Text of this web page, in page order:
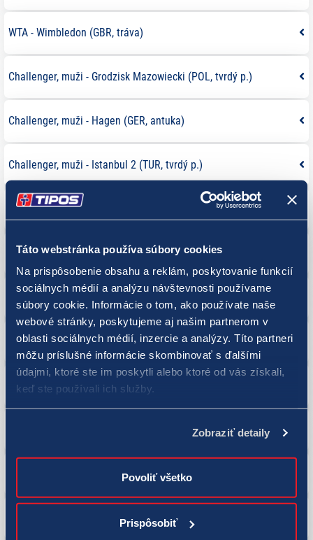
Táto webstránka používa súbory cookies
Na prispôsobenie obsahu a reklám, poskytovanie funkcií
sociálnych médií a analýzu návštevnosti používame
súbory cookie. Informácie o tom, ako používate naše
webové stránky, poskytujeme aj našim partnerom v
oblasti sociálnych médií, inzercie a analýzy. Títo partneri
môžu príslušné informácie skombinovať s ďalšími
údajmi, ktoré ste im poskytli alebo ktoré od vás získali,
keď ste používali ich služby.
Zobraziť detaily
Povoliť všetko
Prispôsobiť
WTA - Wimbledon (GBR, tráva)
Challenger, muži - Grodzisk Mazowiecki (POL, tvrdý p.)
Challenger, muži - Hagen (GER, antuka)
Challenger, muži - Istanbul 2 (TUR, tvrdý p.)
Challenger, muži - Lexington (USA, tvrdý p.)
Challenger, muži - Plovdiv 2 (BUL, antuka)
Challenger, muži - Astana (KAZ, tvrdý p.)
Challenger, muži - Brownsburg (USA, tvrdý p.)
Challenger, muži - Hamburg (GER, antuka)
LIVE
UTR, muži - Auburn (USA, tvrdý p.)
UTR, muži - Newport Beach (USA, tvrdý p.)